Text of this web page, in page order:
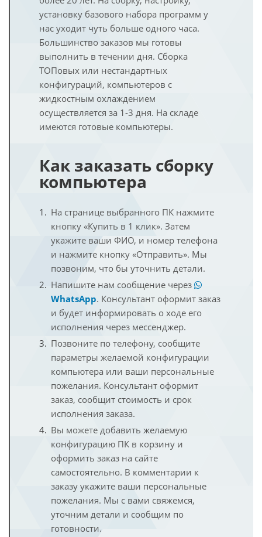
установку базового набора программ у
нас уходит чуть больше одного часа.
Большинство заказов мы готовы
выполнить в течении дня. Сборка
ТОПовых или нестандартных
конфигураций, компьютеров с
жидкостным охлаждением
осуществляется за 1-3 дня. На складе
имеются готовые компьютеры.
Как заказать сборку
компьютера
На странице выбранного ПК нажмите
кнопку «Купить в 1 клик». Затем
укажите ваши ФИО, и номер телефона
и нажмите кнопку «Отправить». Мы
позвоним, что бы уточнить детали.
Напишите нам сообщение через
WhatsApp. Консультант оформит заказ
и будет информировать о ходе его
исполнения через мессенджер.
Позвоните по телефону, сообщите
параметры желаемой конфигурации
компьютера или ваши персональные
пожелания. Консультант оформит
заказ, сообщит стоимость и срок
исполнения заказа.
Вы можете добавить желаемую
конфигурацию ПК в корзину и
оформить заказ на сайте
самостоятельно. В комментарии к
заказу укажите ваши персональные
пожелания. Мы с вами свяжемся,
уточним детали и сообщим по
готовности.